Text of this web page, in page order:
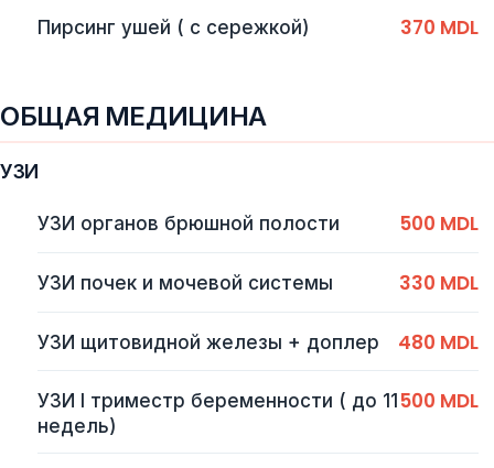
Пирсинг ушей ( с сережкой) 370 MDL
ОБЩАЯ МЕДИЦИНА
УЗИ
УЗИ органов брюшной полости 500 MDL
УЗИ почек и мочевой системы 330 MDL
УЗИ щитовидной железы + доплер 480 MDL
УЗИ I триместр беременности ( до 11
недель)
500 MDL